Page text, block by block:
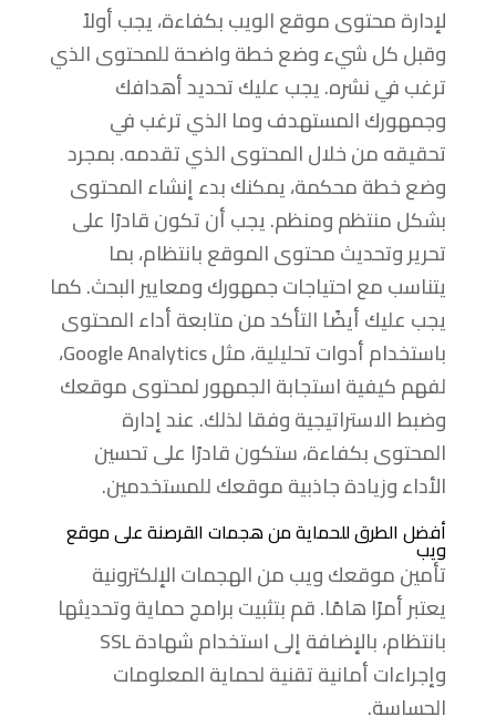
لإدارة محتوى موقع الويب بكفاءة، يجب أولاً
وقبل كل شيء وضع خطة واضحة للمحتوى الذي
ترغب في نشره. يجب عليك تحديد أهدافك
وجمهورك المستهدف وما الذي ترغب في
تحقيقه من خلال المحتوى الذي تقدمه. بمجرد
وضع خطة محكمة، يمكنك بدء إنشاء المحتوى
بشكل منتظم ومنظم. يجب أن تكون قادرًا على
تحرير وتحديث محتوى الموقع بانتظام، بما
يتناسب مع احتياجات جمهورك ومعايير البحث. كما
يجب عليك أيضًا التأكد من متابعة أداء المحتوى
باستخدام أدوات تحليلية، مثل Google Analytics،
لفهم كيفية استجابة الجمهور لمحتوى موقعك
وضبط الاستراتيجية وفقا لذلك. عند إدارة
المحتوى بكفاءة، ستكون قادرًا على تحسين
الأداء وزيادة جاذبية موقعك للمستخدمين.
أفضل الطرق للحماية من هجمات القرصنة على موقع
ويب
تأمين موقعك ويب من الهجمات الإلكترونية
يعتبر أمرًا هامًا. قم بتثبيت برامج حماية وتحديثها
بانتظام، بالإضافة إلى استخدام شهادة SSL
وإجراءات أمانية تقنية لحماية المعلومات
الحساسة.